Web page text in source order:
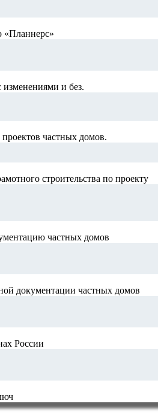
«Планнерс»
изменениями и без.
частных домов.
строительства по проекту
частных домов
документации частных домов
России